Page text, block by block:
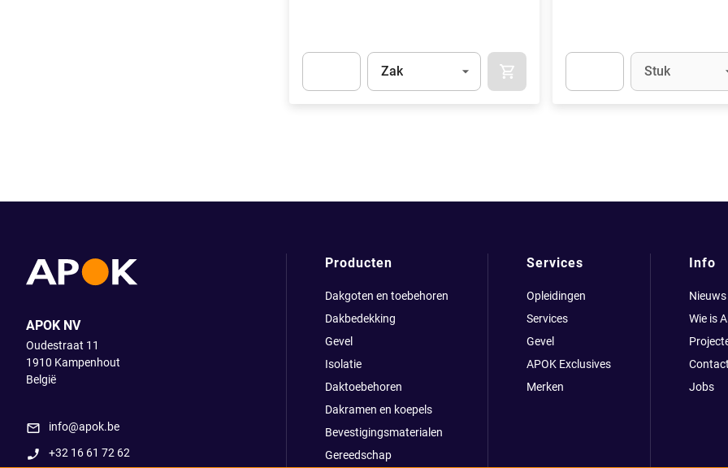
Eenheid
Zak
Eenheid
Stuk
APOK NV
Oudestraat 11
1910 Kampenhout
België
info@apok.be
+32 16 61 72 62
Producten
Dakgoten en toebehoren
Dakbedekking
Gevel
Isolatie
Daktoebehoren
Dakramen en koepels
Bevestigingsmaterialen
Gereedschap
Services
Opleidingen
Services
Gevel
APOK Exclusives
Merken
Info
Nieuws
Wie is
Contact
Jobs